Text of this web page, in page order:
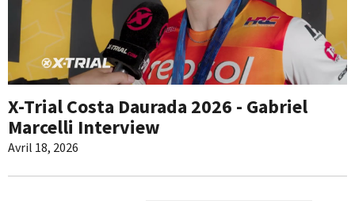
X-Trial Costa Daurada 2026 - Gabriel
Marcelli Interview
Avril 18, 2026